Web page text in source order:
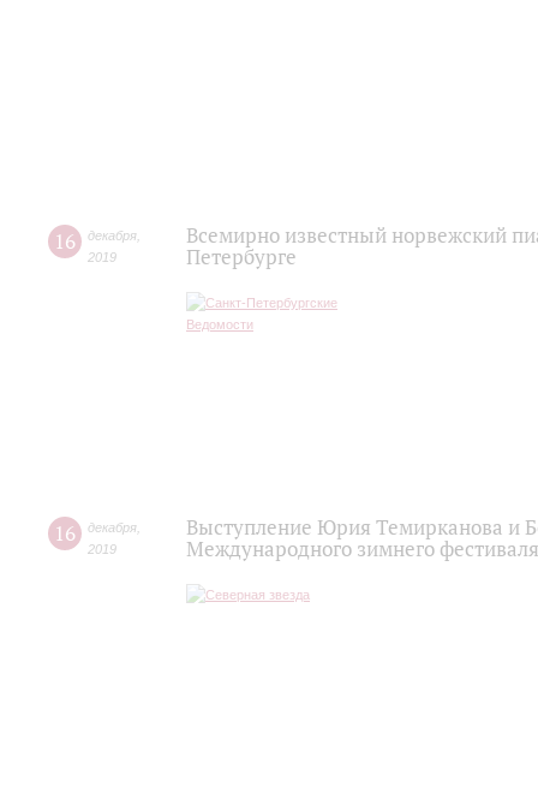
16 декабря
2019
Всемирно известный норвежский
Петербурге
16 декабря
2019
Выступление Юрия Темирканова и
Международного зимнего